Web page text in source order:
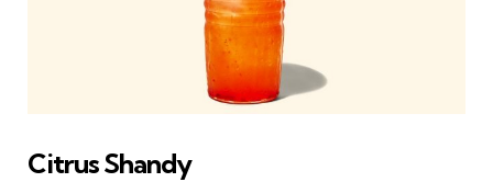
Citrus Shandy